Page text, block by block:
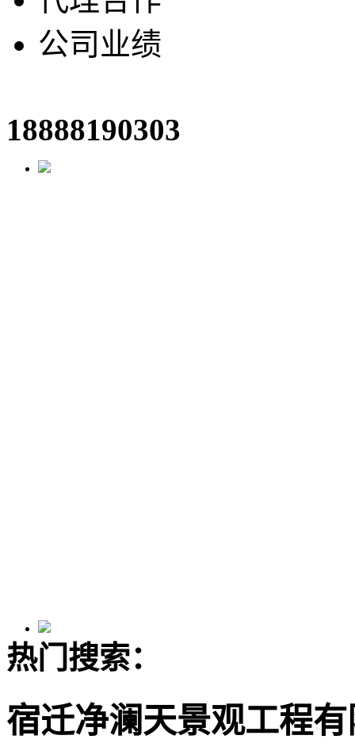
公司业绩
18888190303
热门搜索：
宿迁净澜天景观工程